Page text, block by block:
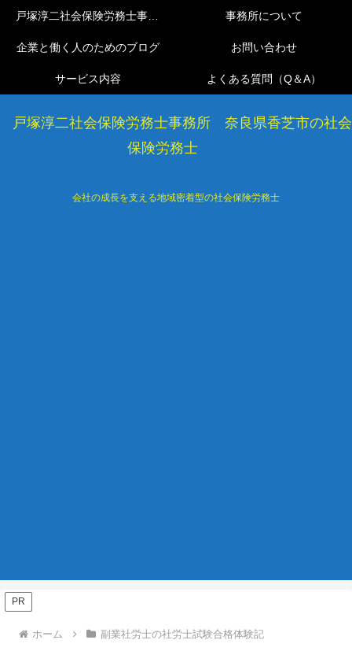
戸塚淳二社会保険労務士事務所 奈良県香芝市の社会
保険労務士
会社の成長を支える地域密着型の社会保険労務士
戸塚淳二社会保険労務士事務所 事務所について
企業と働く人のためのブログ お問い合わせ
サービス内容 よくある質問（Q＆A）
PR
ホーム 副業社労士の社労士試験合格体験記